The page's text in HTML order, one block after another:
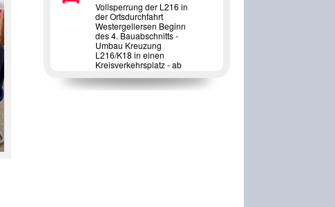
Vollsperrung der L216 in
der Ortsdurchfahrt
Westergellersen Beginn
des 4. Bauabschnitts -
Umbau Kreuzung
L216/K18 in einen
Kreisverkehrsplatz - ab